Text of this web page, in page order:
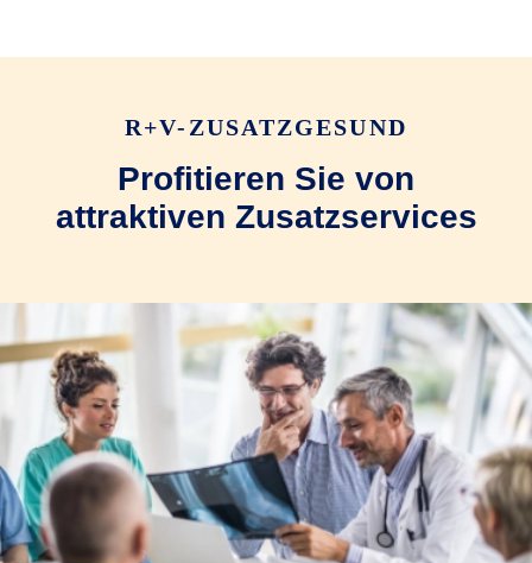
R+V-ZUSATZGESUND
Profitieren Sie von
attraktiven Zusatzservices